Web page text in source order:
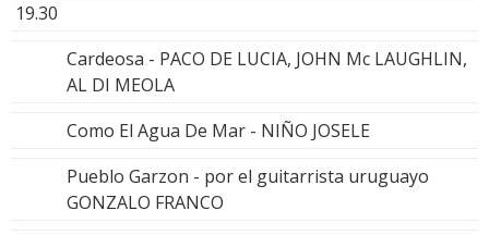
19.30
Cardeosa - PACO DE LUCIA, JOHN Mc LAUGHLIN,
AL DI MEOLA
Como El Agua De Mar - NIÑO JOSELE
Pueblo Garzon - por el guitarrista uruguayo
GONZALO FRANCO